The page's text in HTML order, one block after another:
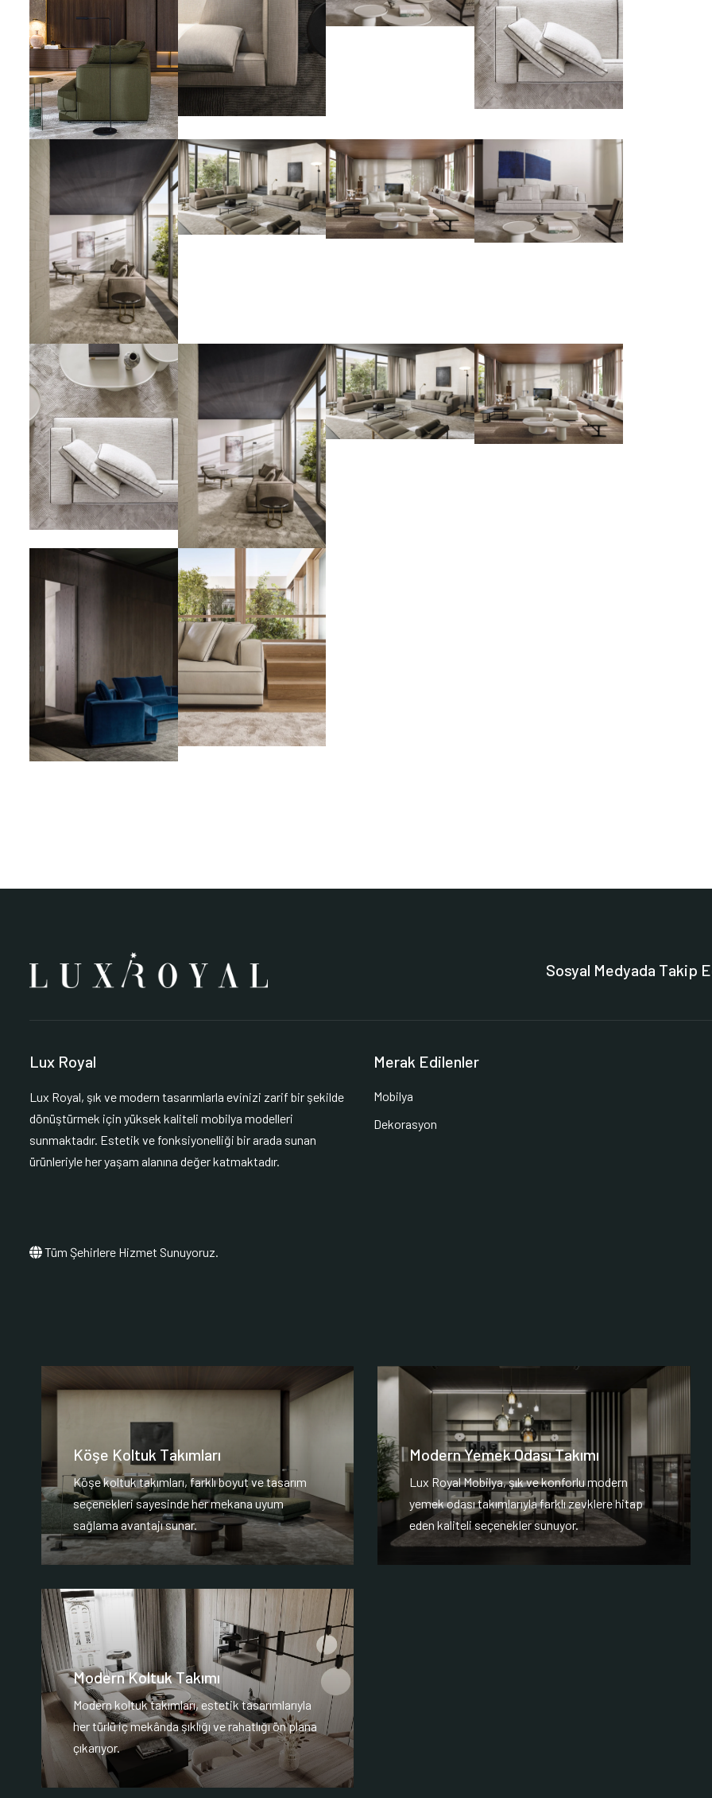
Sosyal Medyada Takip
Lux Royal
Lux Royal, şık ve modern tasarımlarla evinizi zarif bir şekilde
dönüştürmek için yüksek kaliteli mobilya modelleri
sunmaktadır. Estetik ve fonksiyonelliği bir arada sunan
ürünleriyle her yaşam alanına değer katmaktadır.
Tüm Şehirlere Hizmet Sunuyoruz.
Merak Edilenler
Mobilya
Dekorasyon
Köşe Koltuk Takımları
Köşe koltuk takımları, farklı boyut ve tasarım
seçenekleri sayesinde her mekana uyum
sağlama avantajı sunar.
Modern Yemek Odası Takımı
Lux Royal Mobilya, şık ve konforlu modern
yemek odası takımlarıyla farklı zevklere hitap
eden kaliteli seçenekler sunuyor.
Modern Koltuk Takımı
Modern koltuk takımları, estetik tasarımlarıyla
her türlü iç mekânda şıklığı ve rahatlığı ön plana
çıkarıyor.